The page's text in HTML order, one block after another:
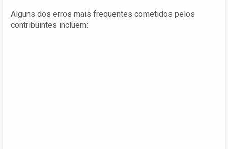
Alguns dos erros mais frequentes cometidos pelos
contribuintes incluem: